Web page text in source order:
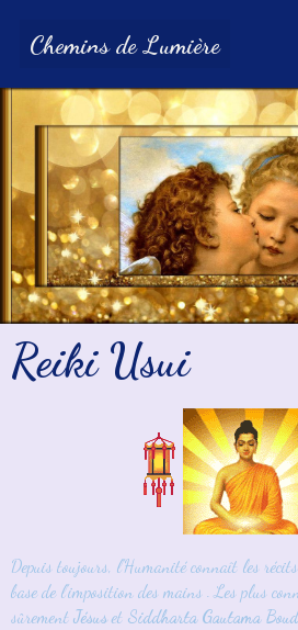
Chemins de Lumière
Reiki Usui
Depuis toujours, l'Humanité connaît les
base de l'imposition des mains . Les plus
sûrement Jésus et Siddharta Gautama